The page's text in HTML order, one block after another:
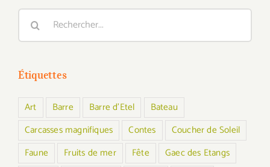
Rechercher:
Étiquettes
Art Barre Barre d'Etel
Bateau
Carcasses magnifiques
Contes
Coucher de Soleil
Faune
Fruits de mer Fête
Gaec des Etangs